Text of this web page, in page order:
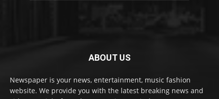
ABOUT US
Newspaper is your news, entertainment, music fashion
website. We provide you with the latest breaking news and